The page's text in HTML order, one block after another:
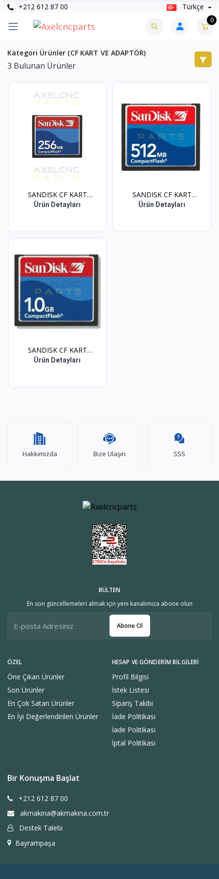
+212 612 87 00 Türkçe
0
Kategori Ürünler (CF KART VE ADAPTÖR)
3 Bulunan Ürünler
SANDISK CF KART
ADAPTOR...
Ürün Detayları
SANDISK CF KART
ADAPTOR...
Ürün Detayları
SANDISK CF KART
ADAPTOR...
Ürün Detayları
Hakkımızda Bize Ulaşın SSS
ÖZEL
Öne Çıkan Ürünler
Son Ürünler
En Çok Satan Ürünler
En İyi Değerlendirilen Ürünler
HESAP VE GÖNDERIM BILGILERI
Profil Bilgisi
İstek Listesi
Sipariş Takibi
İade Politikası
İade Politikası
İptal Politikası
BÜLTEN
En son güncellemeleri almak için yeni kanalımıza abone olun
Abone Ol
Bir Konuşma Başlat
+212 612 87 00
akmakina@akmakina.com.tr
Destek Talebi
Bayrampaşa